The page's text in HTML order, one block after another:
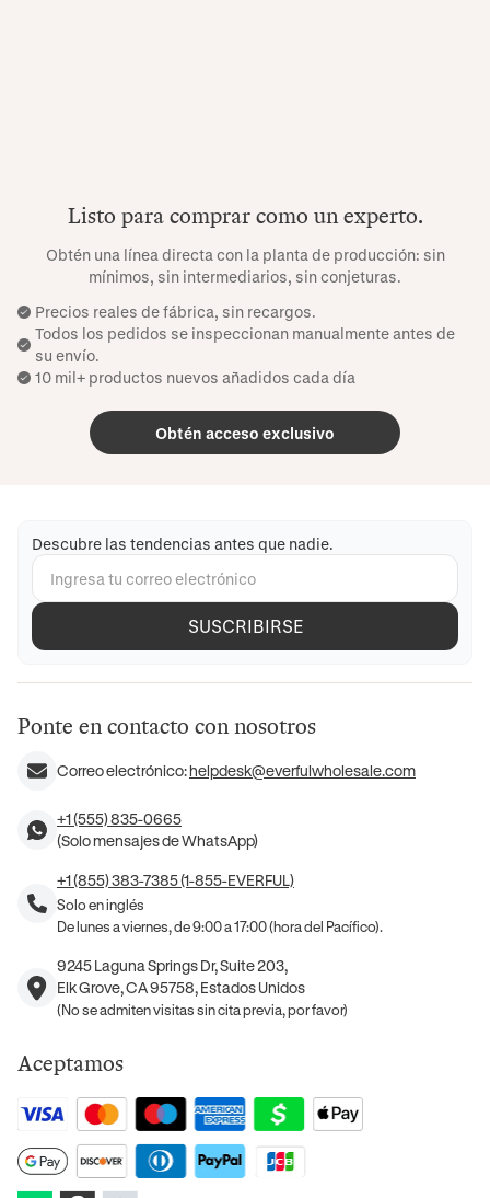
Listo para comprar como un experto.
Obtén una línea directa con la planta de producción: sin
mínimos, sin intermediarios, sin conjeturas.
Precios reales de fábrica, sin recargos.
Todos los pedidos se inspeccionan manualmente antes de
su envío.
10 mil+ productos nuevos añadidos cada día
Obtén acceso exclusivo
Descubre las tendencias antes que nadie.
SUSCRIBIRSE
Ponte en contacto con nosotros
Correo electrónico:helpdesk@everfulwholesale.com
+1 (555) 835-0665
(Solo mensajes de WhatsApp)
+1 (855) 383-7385 (1-855-EVERFUL)
Solo en inglés
De lunes a viernes, de 9:00 a 17:00 (hora del Pacífico).
9245 Laguna Springs Dr, Suite 203,
Elk Grove, CA 95758, Estados Unidos
(No se admiten visitas sin cita previa, por favor)
Aceptamos